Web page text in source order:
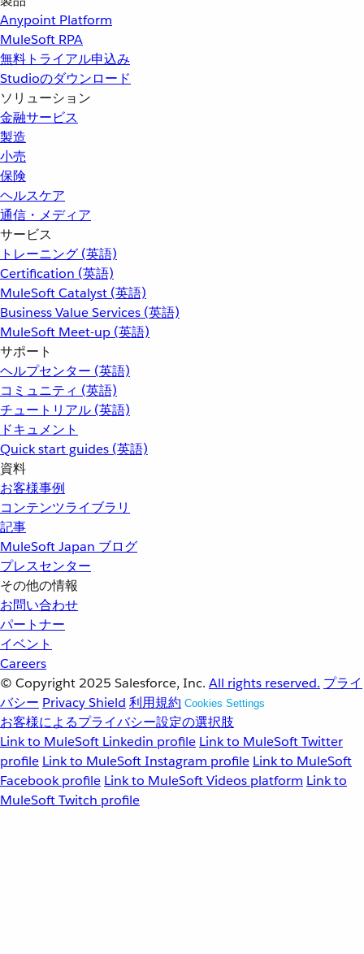
Anypoint Platform
MuleSoft RPA
無料トライアル申込み
Studioのダウンロード
ソリューション
金融サービス
製造
小売
保険
ヘルスケア
通信・メディア
サービス
トレーニング (英語)
Certification (英語)
MuleSoft Catalyst (英語)
Business Value Services (英語)
MuleSoft Meet-up (英語)
サポート
ヘルプセンター (英語)
コミュニティ (英語)
チュートリアル (英語)
ドキュメント
Quick start guides (英語)
資料
お客様事例
コンテンツライブラリ
記事
MuleSoft Japan ブログ
プレスセンター
その他の情報
お問い合わせ
パートナー
イベント
Careers
© Copyright 2025 Salesforce, Inc. All rights reserved. プライ
バシー Privacy Shield 利用規約 Cookies Settings
お客様によるプライバシー設定の選択肢
Link to MuleSoft Linkedin profile Link to MuleSoft Twitter
profile Link to MuleSoft Instagram profile Link to MuleSoft
Facebook profile Link to MuleSoft Videos platform Link to
MuleSoft Twitch profile